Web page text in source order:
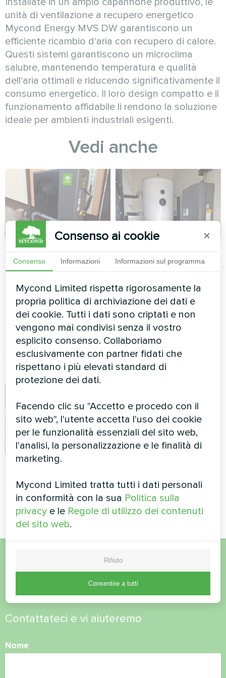
unità di ventilazione a recupero energetico
Mycond Energy MVS DW garantiscono un
efficiente ricambio d'aria con recupero di calore.
Questi sistemi garantiscono un microclima
salubre, mantenendo temperatura e qualità
dell'aria ottimali e riducendo significativamente il
consumo energetico. Il loro design compatto e il
funzionamento affidabile li rendono la soluzione
ideale per ambienti industriali esigenti.
Vedi anche
Casa a schiera con
pompe di calore
BeeHeat
Le pompe di calore MyCond
Split della serie BeeHeat
garantiscono un
riscaldamento e un
raffreddamento efficienti per il
comfort quotidiano
Casa privata
Pompa di calore split serie
Artic Home Smart
Pompa di calore split serie
Artic Home Smart
Volete acquistare o avete
domande?
Contattateci e vi aiuteremo
Nome
Consenso ai cookie ×
Consenso Informazioni Informazioni sul programma
Mycond Limited rispetta rigorosamente la
propria politica di archiviazione dei dati e
dei cookie. Tutti i dati sono criptati e non
vengono mai condivisi senza il vostro
esplicito consenso. Collaboriamo
esclusivamente con partner fidati che
rispettano i più elevati standard di
protezione dei dati.
Facendo clic su "Accetto e procedo con il
sito web", l'utente accetta l'uso dei cookie
per le funzionalità essenziali del sito web,
l'analisi, la personalizzazione e le finalità di
marketing.
Mycond Limited tratta tutti i dati personali
in conformità con la sua Politica sulla
privacy e le Regole di utilizzo dei contenuti
del sito web.
Rifiuto
Consentire a tutti